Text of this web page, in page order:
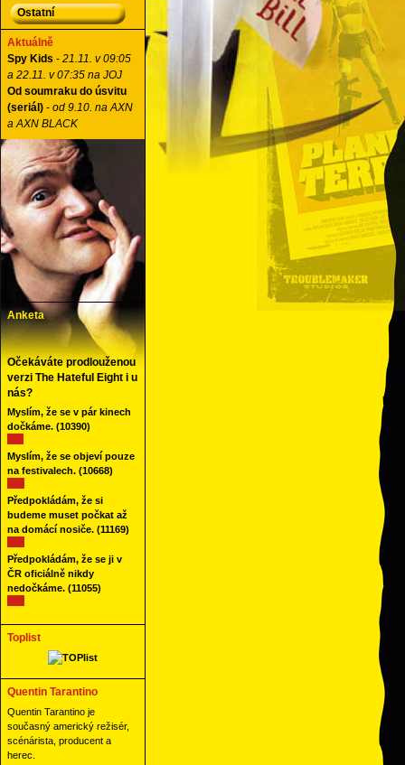
Ostatní
Aktuálně
Spy Kids - 21.11. v 09:05
a 22.11. v 07:35 na JOJ
Od soumraku do úsvitu
(seriál) - od 9.10. na AXN
a AXN BLACK
Anketa
Očekáváte prodlouženou
verzi The Hateful Eight i u
nás?
Myslím, že se v pár kinech
dočkáme. (10390)
Myslím, že se objeví pouze
na festivalech. (10668)
Předpokládám, že si
budeme muset počkat až
na domácí nosiče. (11169)
Předpokládám, že se ji v
ČR oficiálně nikdy
nedočkáme. (11055)
Toplist
Quentin Tarantino
Quentin Tarantino je
současný americký režisér,
scénárista, producent a
herec.